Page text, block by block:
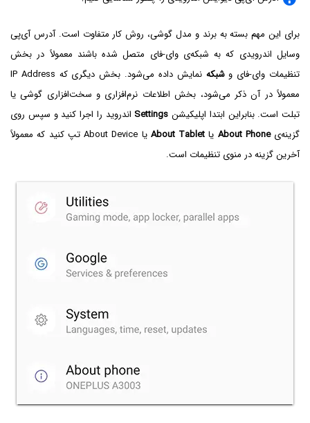
برای این مهم بسته به برند و مدل گوشی، روش کار متفاوت است. آدرس آی‌پی
وسایل اندرویدی که به شبکه‌ی وای-فای متصل شده باشند معمولاً در بخش
تنظیمات وای-فای وشبکه
نمایش داده می‌شود. بخش دیگری که IP Address
معمولاً در آن ذکر می‌شود، بخش اطلاعات نرم‌افزاری و سخت‌افزاری گوشی یا
تبلت است. بنابراین ابتدا اپلیکیشن Settings اندروید را اجرا کنید و سپس روی
گزینه‌یAbout Phone یا About Tablet
یا About Device تپ کنید که معمولاً
آخرین گزینه در منوی تنظیمات است.